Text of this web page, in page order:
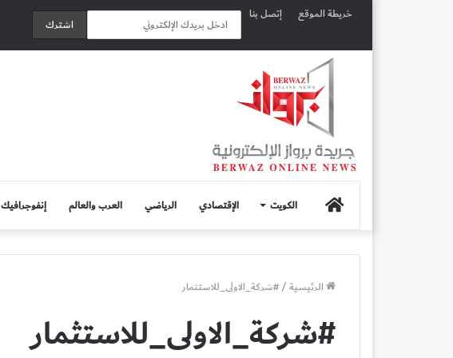
خريطة الموقع إتصل بنا
الصفحة
الرئيسية
الكويت الإقتصادي الرياضي العرب والعالم إنفوجرافيك
الرئيسية/#شركة_الاولى_للاستثمار
#شركة_الاولى_للاستثمار